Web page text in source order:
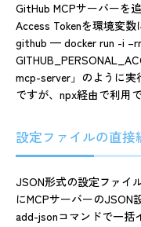
GitHub MCPサーバーを
Access Tokenを環境変
github — docker run -i
mcp-server」のように実
ですが、npx経由で利用
設定ファイルの直接
JSON形式の設定ファイ
にMCPサーバーのJSON
add-jsonコマンドで一括